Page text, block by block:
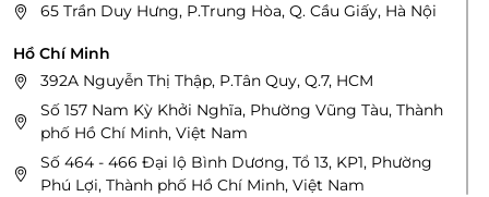
65 Trần Duy Hưng, P.Trung Hòa, Q. Cầu Giấy, Hà Nội
Hồ Chí Minh
392A Nguyễn Thị Thập, P.Tân Quy, Q.7, HCM
Số 157 Nam Kỳ Khởi Nghĩa, Phường Vũng Tàu, Thành
phố Hồ Chí Minh, Việt Nam
Số 464 - 466 Đại lộ Bình Dương, Tổ 13, KP1, Phường
Phú Lợi, Thành phố Hồ Chí Minh, Việt Nam